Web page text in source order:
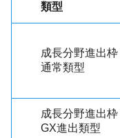
類型
成長分野進出枠
通常類型
成長分野進出枠
GX進出類型